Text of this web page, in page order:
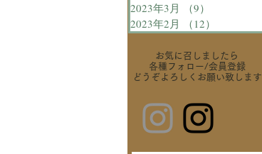
2023年3月
（9）
2023年2月
（12）
お気に召しましたら
各種フォロー/会員登録
どうぞよろしくお願い致します